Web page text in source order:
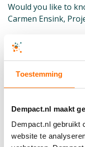
Toestemming
Dempact.nl maakt
Dempact.nl gebruikt
website te
Would you like to
Carmen Ensink,
Uitnodiging
School 2026
Wil jij je onderzoek
concrete
van harte uit voor
van 24 t/m 28